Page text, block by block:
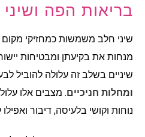
בריאות הפה
שיני חלב משמשות כמחזיקי מקום
מנחות את בקיעתן ומבטיחות
שיניים בשלב זה עלולה להוביל
ומחלות חניכיים. מצבים אלו
נוחות וקושי בלעיסה, דיבור